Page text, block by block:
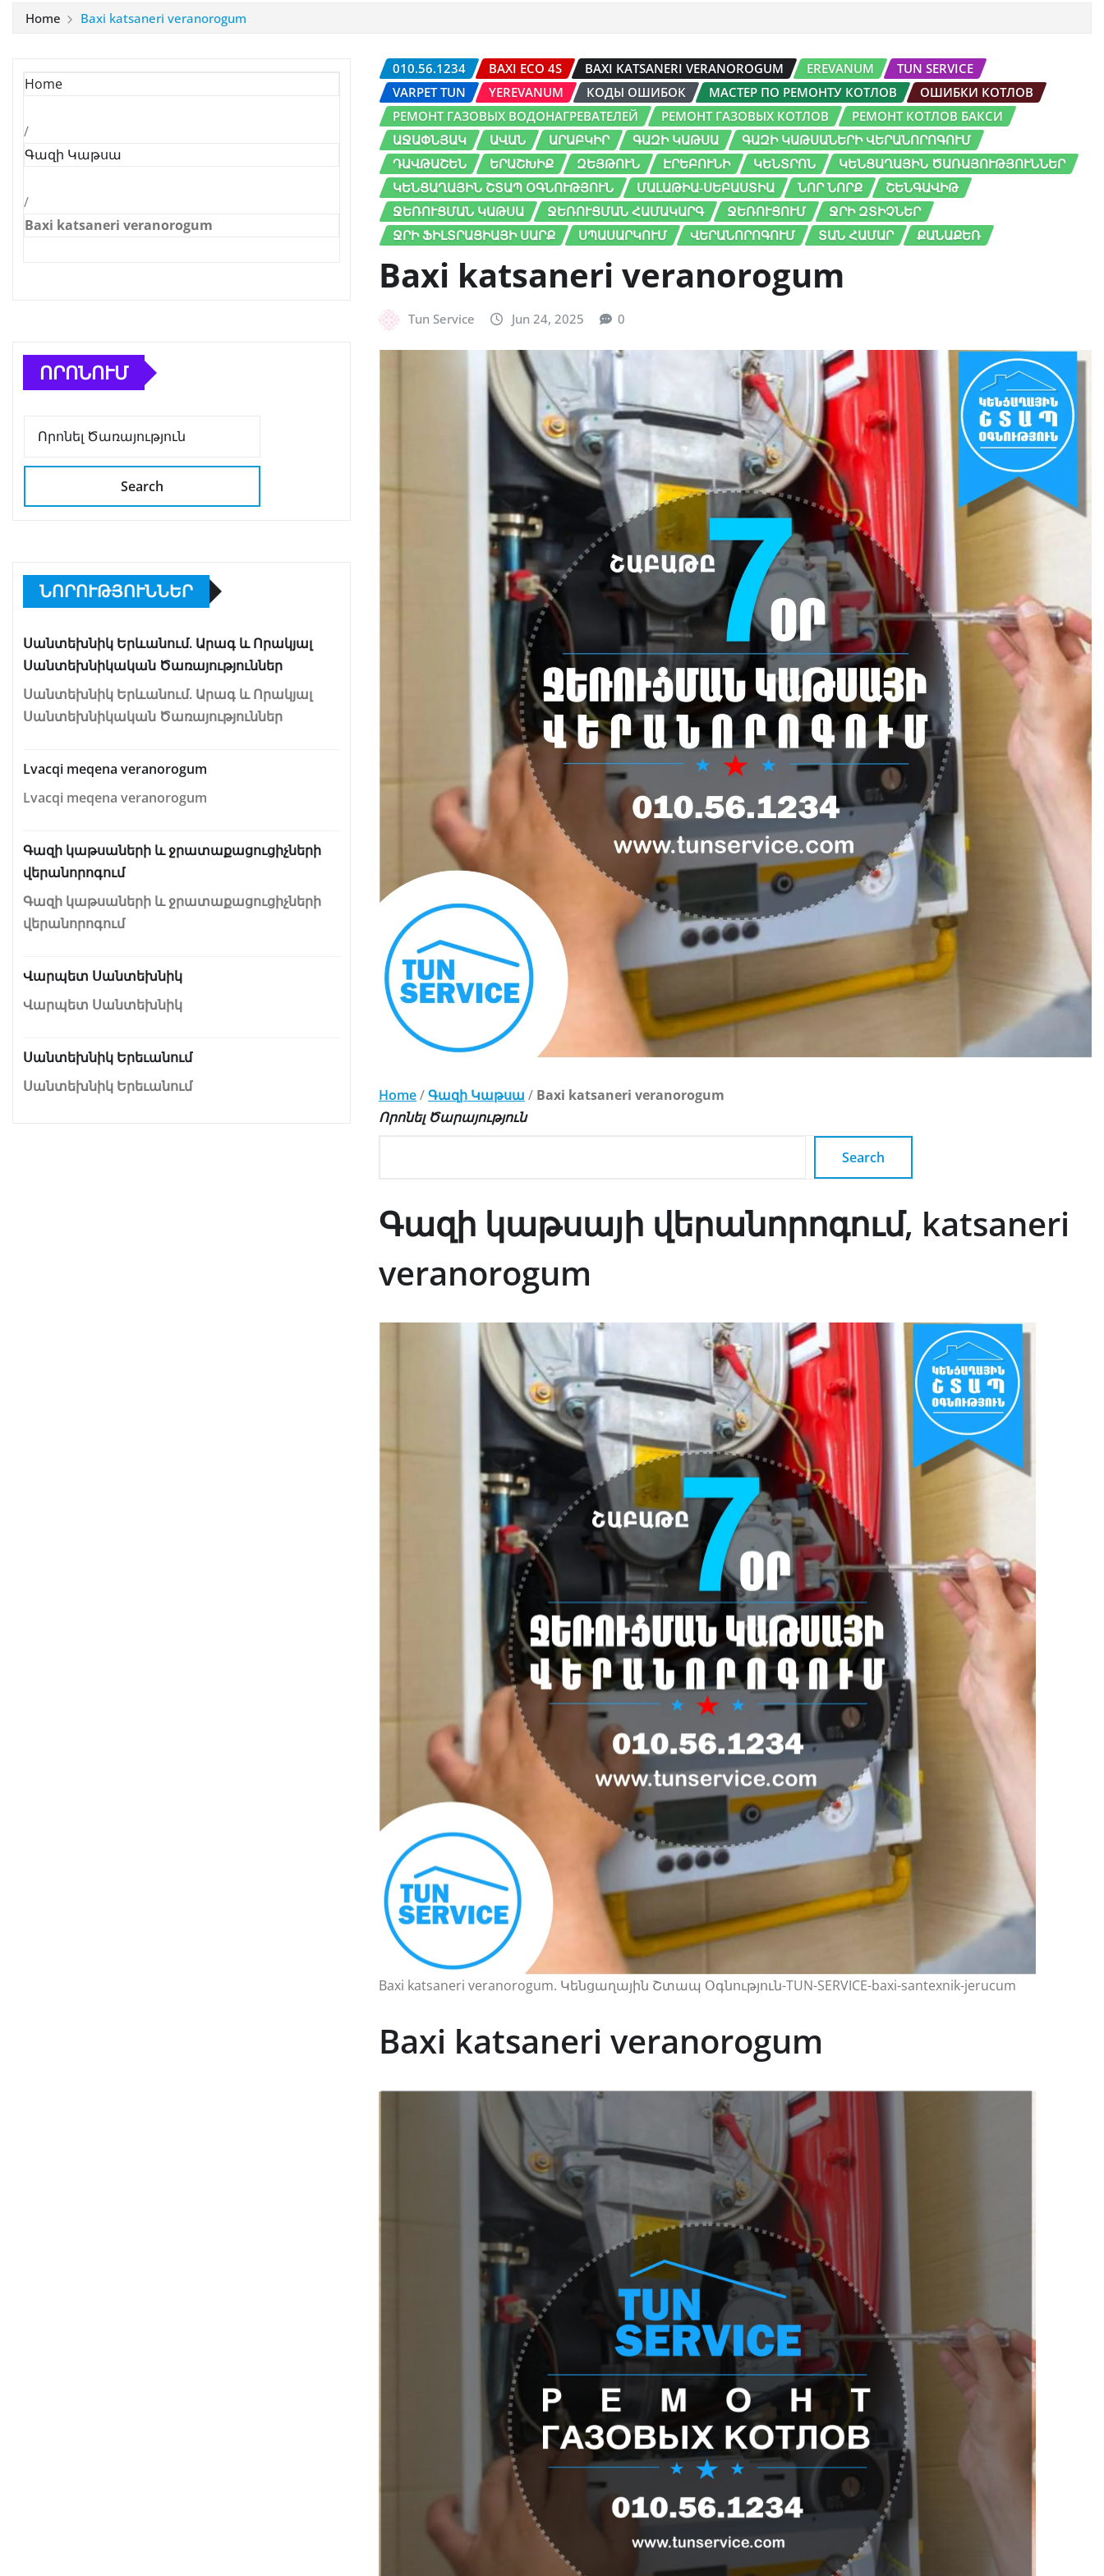
Home Baxi katsaneri veranorogum
Home
/
Գազի Կաթսա
/
Baxi katsaneri veranorogum
ՈՐՈՆՈՒՄ
Search
ՆՈՐՈՒԹՅՈՒՆՆԵՐ
Սանտեխնիկ Երևանում. Արագ և Որակյալ
Սանտեխնիկական Ծառայություններ
Սանտեխնիկ Երևանում. Արագ և Որակյալ
Սանտեխնիկական Ծառայություններ
Lvacqi meqena veranorogum
Lvacqi meqena veranorogum
Գազի կաթսաների և ջրատաքացուցիչների
վերանորոգում
Գազի կաթսաների և ջրատաքացուցիչների
վերանորոգում
Վարպետ Սանտեխնիկ
Վարպետ Սանտեխնիկ
Սանտեխնիկ Երեւանում
Սանտեխնիկ Երեւանում
010.56.1234 BAXI ECO 4S BAXI KATSANERI VERANOROGUM EREVANUM
TUN SERVICE
VARPET TUN
YEREVANUM КОДЫ ОШИБОК МАСТЕР ПО РЕМОНТУ КОТЛОВ
ОШИБКИ КОТЛОВ
РЕМОНТ ГАЗОВЫХ ВОДОНАГРЕВАТЕЛЕЙ
РЕМОНТ ГАЗОВЫХ КОТЛОВ
РЕМОНТ КОТЛОВ БАКСИ
ԱՋԱՓՆՅԱԿ
ԱՎԱՆ ԱՐԱԲԿԻՐ ԳԱԶԻ ԿԱԹՍԱ
ԳԱԶԻ ԿԱԹՍԱՆԵՐԻ ՎԵՐԱՆՈՐՈԳՈՒՄ
ԴԱՎԹԱՇԵՆ
ԵՐԱՇԽԻՔ ԶԵՅԹՈՒՆ ԷՐԵԲՈՒՆԻ ԿԵՆՏՐՈՆ
ԿԵՆՑԱՂԱՅԻՆ ԾԱՌԱՅՈՒԹՅՈՒՆՆԵՐ
ԿԵՆՑԱՂԱՅԻՆ ՇՏԱՊ ՕԳՆՈՒԹՅՈՒՆ
ՄԱԼԱԹԻԱ-ՍԵԲԱՍՏԻԱ ՆՈՐ ՆՈՐՔ
ՇԵՆԳԱՎԻԹ
ՋԵՌՈՒՑՄԱՆ ԿԱԹՍԱ
ՋԵՌՈՒՑՄԱՆ ՀԱՄԱԿԱՐԳ ՋԵՌՈՒՑՈՒՄ
ՋՐԻ ԶՏԻՉՆԵՐ
ՋՐԻ ՖԻԼՏՐԱՑԻԱՅԻ ՍԱՐՔ
ՍՊԱՍԱՐԿՈՒՄ ՎԵՐԱՆՈՐՈԳՈՒՄ ՏԱՆ ՀԱՄԱՐ ՔԱՆԱՔԵՌ
Baxi katsaneri veranorogum
Tun Service Jun 24, 2025 0
Home/Գազի Կաթսա / Baxi katsaneri veranorogum
Որոնել Ծարայություն
Search
Գազի կաթսայի վերանորոգում, katsaneri
veranorogum
Baxi katsaneri veranorogum. Կենցաղային Շտապ Օգնություն-TUN-SERVICE-baxi-santexnik-jerucum
Baxi katsaneri veranorogum